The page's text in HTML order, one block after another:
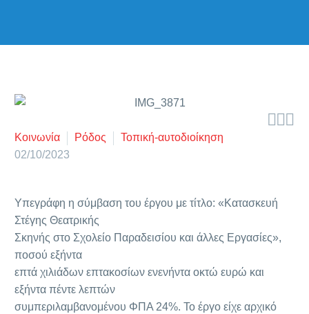

Κοινωνία Ρόδος
Τοπική-αυτοδιοίκηση
02/10/2023
Υπεγράφη η σύμβαση του έργου με τίτλο: «Κατασκευή
Στέγης Θεατρικής
Σκηνής στο Σχολείο Παραδεισίου και άλλες Εργασίες»,
ποσού εξήντα
επτά χιλιάδων επτακοσίων ενενήντα οκτώ ευρώ και
εξήντα πέντε λεπτών
συμπεριλαμβανομένου ΦΠΑ 24%. Το έργο είχε αρχικό